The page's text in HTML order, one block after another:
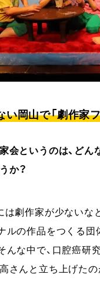
岡山で「劇作家
というのは、どん
か？
は劇作家が少ないな
ルの作品をつくる団
んな中で、口腔癌研
さんと立ち上げたの